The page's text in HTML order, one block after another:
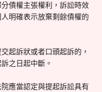
債權主張權利，訴訟時效
明確表示放棄剩餘債權的
起訴狀或者口頭起訴的，
之日起中斷。
應當認定與提起訴訟具有